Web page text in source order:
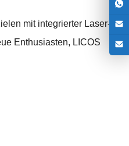
mit integrierter Laser-
Enthusiasten, LICOS